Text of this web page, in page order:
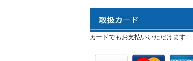
2023.10.21
秋田県の「能代ポータル」にて得洗
隊を紹介いただきました
第15回ふじみ野市産業まつりに出店
カードでもお支払いいただけます